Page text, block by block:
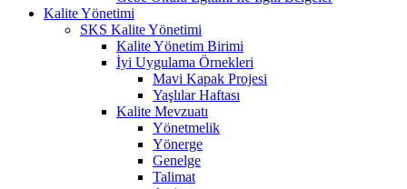
Kalite Yönetimi
SKS Kalite Yönetimi
Kalite Yönetim Birimi
İyi Uygulama Örnekleri
Mavi Kapak Projesi
Yaşlılar Haftası
Kalite Mevzuatı
Yönetmelik
Yönerge
Genelge
Talimat